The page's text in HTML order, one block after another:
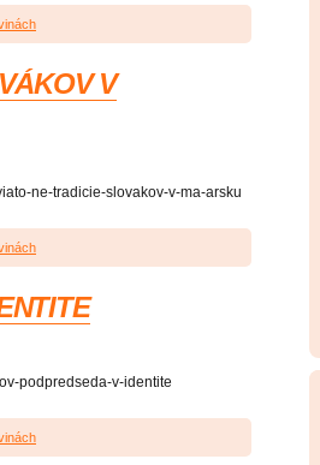
V
ne-tradicie-slovakov-v-ma-arsku
podpredseda-v-identite